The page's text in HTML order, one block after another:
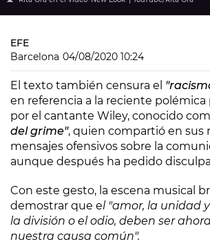
EFE
Barcelona 04/08/2020 10:24
El texto también censura el
en referencia a la reciente
por el cantante Wiley, conocido
del grime", quien compartió en sus
mensajes ofensivos sobre la
aunque después ha pedido
Con este gesto, la escena musical
demostrar que el "amor, la unidad
la división o el odio, deben ser
nuestra causa común".